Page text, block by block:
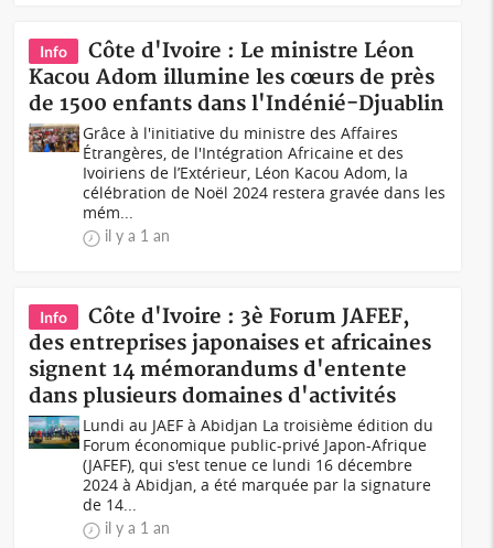
Info
Côte d'Ivoire : Le ministre Léon
Kacou Adom illumine les cœurs de près
de 1500 enfants dans l'Indénié-Djuablin
Grâce à l'initiative du ministre des Affaires
Étrangères, de l'Intégration Africaine et des
Ivoiriens de l’Extérieur, Léon Kacou Adom, la
célébration de Noël 2024 restera gravée dans les
mém...
il y a 1 an
Info
Côte d'Ivoire : 3è Forum JAFEF,
des entreprises japonaises et africaines
signent 14 mémorandums d'entente
dans plusieurs domaines d'activités
Lundi au JAEF à Abidjan La troisième édition du
Forum économique public-privé Japon-Afrique
(JAFEF), qui s'est tenue ce lundi 16 décembre
2024 à Abidjan, a été marquée par la signature
de 14...
il y a 1 an